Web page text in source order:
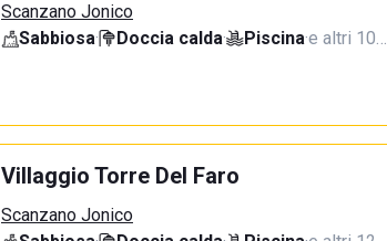
Scanzano Jonico
Sabbiosa· Doccia calda· Piscina·e altri 10…
Villaggio Torre Del Faro
Scanzano Jonico